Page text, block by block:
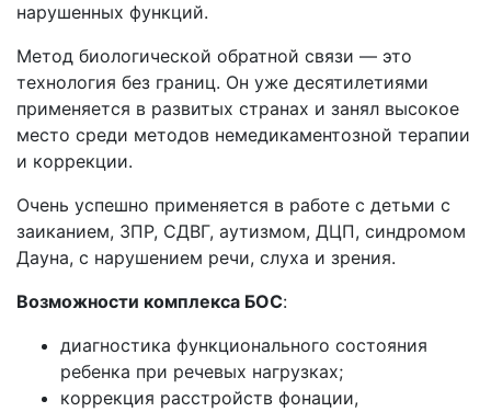
нарушенных функций.
Метод биологической обратной связи — это
технология без границ. Он уже десятилетиями
применяется в развитых странах и занял высокое
место среди методов немедикаментозной терапии
и коррекции.
Очень успешно применяется в работе с детьми с
заиканием, ЗПР, СДВГ, аутизмом, ДЦП, синдромом
Дауна, с нарушением речи, слуха и зрения.
Возможности комплекса БОС:
диагностика функционального состояния
ребенка при речевых нагрузках;
коррекция расстройств фонации,